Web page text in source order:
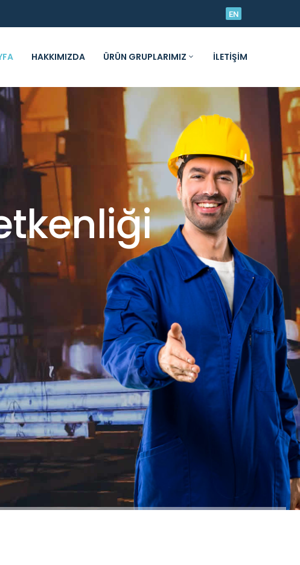
EN
HAKKIMIZDA ÜRÜN GRUPLARIMIZ İLETIŞIM